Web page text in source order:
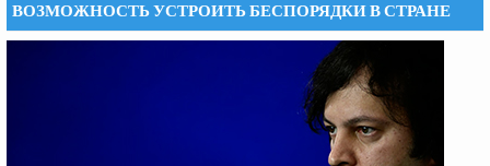
ВОЗМОЖНОСТЬ УСТРОИТЬ БЕСПОРЯДКИ В СТРАНЕ